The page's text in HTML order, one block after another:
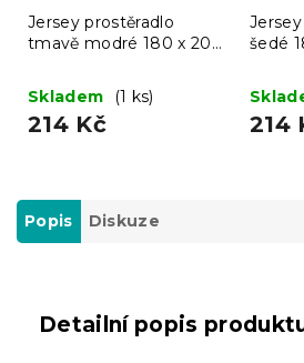
Jersey prostěradlo
tmavě modré 180 x 200
Skladem
(1 ks)
214 Kč
šedé
214
Popis Diskuze
Detailní popis